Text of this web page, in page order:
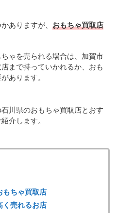
ありますが、 おもちゃ買取店
ゃを売られる場合は、加賀市
まで持っていかれるか、おも
あります。
川県のおもちゃ買取店とおす
介します。
もちゃ買取店
く売れるお店